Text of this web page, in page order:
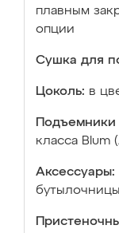
плавным
опции
Сушка для
Цоколь: в
Подъемники
класса Blum
Аксессуары: